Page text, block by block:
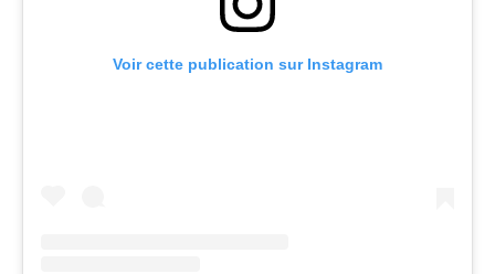
Voir cette publication sur Instagram